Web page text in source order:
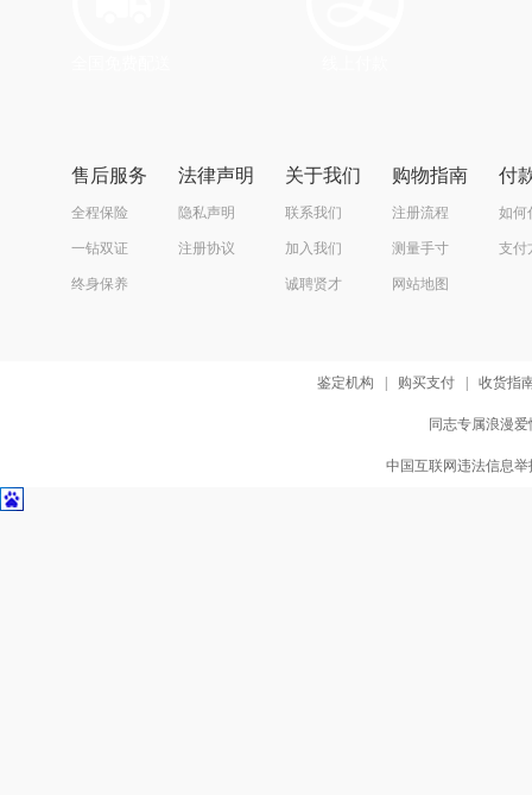
售后服务
全程保险
一钻双证
终身保养
法律声明
隐私声明
注册协议
关于我们
联系我们
加入我们
诚聘贤才
购物指南
注册流程
测量手寸
网站地图
付
如何
支付
鉴定机构 购买支付 收货指
同志专属浪漫
中国互联网违法信息